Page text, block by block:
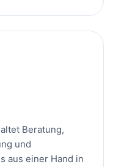
Beratung,
und
aus einer Hand in